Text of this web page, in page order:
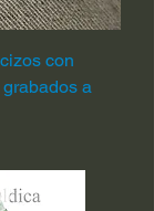
con
a